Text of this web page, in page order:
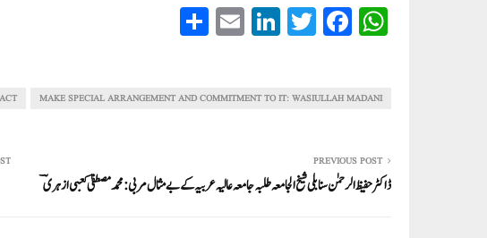
W
ha
A
Fa
ce
ok
T
wi
r
Li
nk
In
E
m
MAKE SPECIAL ARRANGEMENT AND COMMITMENT TO IT: WASIULLAH MADANI
PREVIOUS POST
ڈاکٹر حفیظ الرحمٰن سنابلی شیخ الجامعہ طلبہ جامعہ عالیہ عربیہ کے بےمثال مربی: محمد مصطفیٰ کعبی ازہریؔ